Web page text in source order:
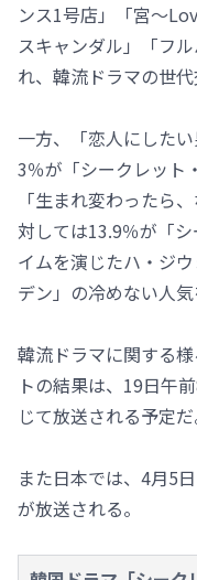
ンス1号店」「宮～
スキャンダル」「フ
れ、韓流ドラマの世
一方、「恋人にした
3％が「シークレット
「生まれ変わったら
対しては13.9％が「
イムを演じたハ・ジ
デン」の冷めない人気
韓流ドラマに関する
トの結果は、19日午
じて放送される予定だ
また日本では、4月5
が放送される。